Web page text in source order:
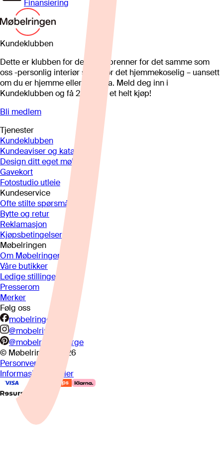
Finansiering
Kundeklubben
Dette er klubben for deg som brenner for det samme som
oss -personlig interiør som gjør det hjemmekoselig – uansett
om du er hjemme eller på hytta. Meld deg inn i
Kundeklubben og få 25%* på et helt kjøp!
Bli medlem
Tjenester
Kundeklubben
Kundeaviser og kataloger
Design ditt eget møbel
Gavekort
Fotostudio utleie
Kundeservice
Ofte stilte spørsmål
Bytte og retur
Reklamasjon
Kjøpsbetingelser
Møbelringen
Om Møbelringen
Våre butikker
Ledige stillinger
Presserom
Merker
Følg oss
mobelringen.no
@mobelringen
@mobelringennorge
© Møbelringen
2026
Personvern
Informasjonskapsler